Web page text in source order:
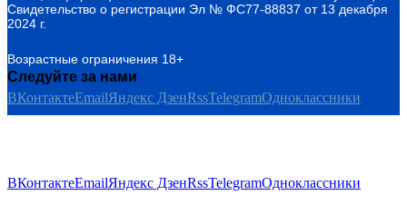
Свидетельство о регистрации Эл № ФС77-88837 от 13 декабря
2024 г.
Возрастные ограничения 18+
Следуйте за нами
ВКонтактеEmailЯндекс ДзенRssTelegramОдноклассники
ВКонтактеEmailЯндекс ДзенRssTelegramОдноклассники